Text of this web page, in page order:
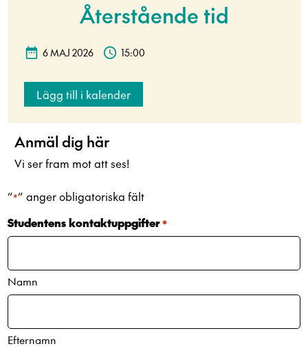
Återstående tid
6 MAJ 2026 15:00
Lägg till i kalender
Anmäl dig här
Vi ser fram mot att ses!
”*” anger obligatoriska fält
Studentens kontaktuppgifter*
Namn
Efternamn